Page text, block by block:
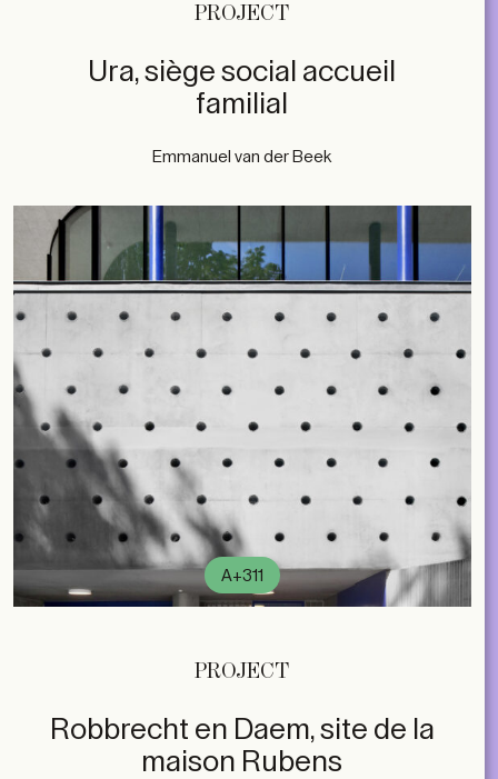
PROJECT
Ura, siège social accueil
familial
Emmanuel van der Beek
A+311
PROJECT
Robbrecht en Daem, site de la
maison Rubens